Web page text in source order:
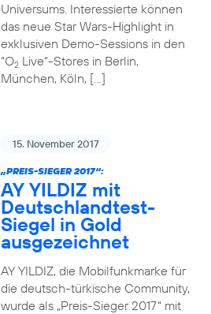
Universums. Interessierte können
das neue Star Wars-Highlight in
exklusiven Demo-Sessions in den
“O2Live“-Stores in Berlin,
München, Köln, […]
15. November 2017
„PREIS-SIEGER 2017“:
AY YILDIZ mit
Deutschlandtest-
Siegel in Gold
ausgezeichnet
AY YILDIZ, die Mobilfunkmarke für
die deutsch-türkische Community,
wurde als „Preis-Sieger 2017“ mit